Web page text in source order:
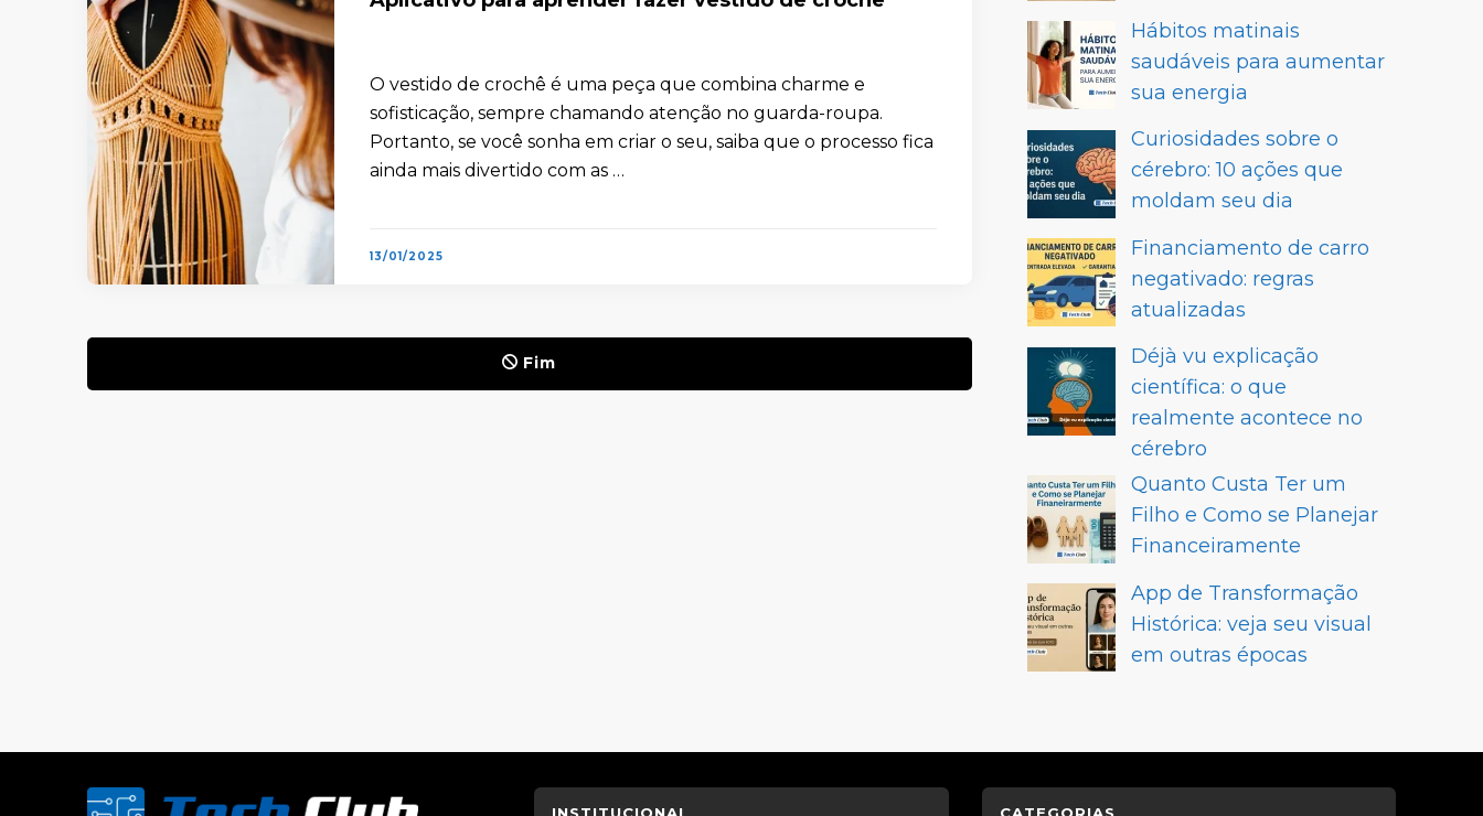
O vestido de crochê é uma peça que combina charme e
sofisticação, sempre chamando atenção no guarda-roupa.
Portanto, se você sonha em criar o seu, saiba que o processo fica
ainda mais divertido com as …
13/01/2025
Fim
Hábitos matinais
saudáveis para aumentar
sua energia
Curiosidades sobre o
cérebro: 10 ações que
moldam seu dia
Financiamento de carro
negativado: regras
atualizadas
Déjà vu explicação
científica: o que
realmente acontece no
cérebro
Quanto Custa Ter um
Filho e Como se Planejar
Financeiramente
App de Transformação
Histórica: veja seu visual
em outras épocas